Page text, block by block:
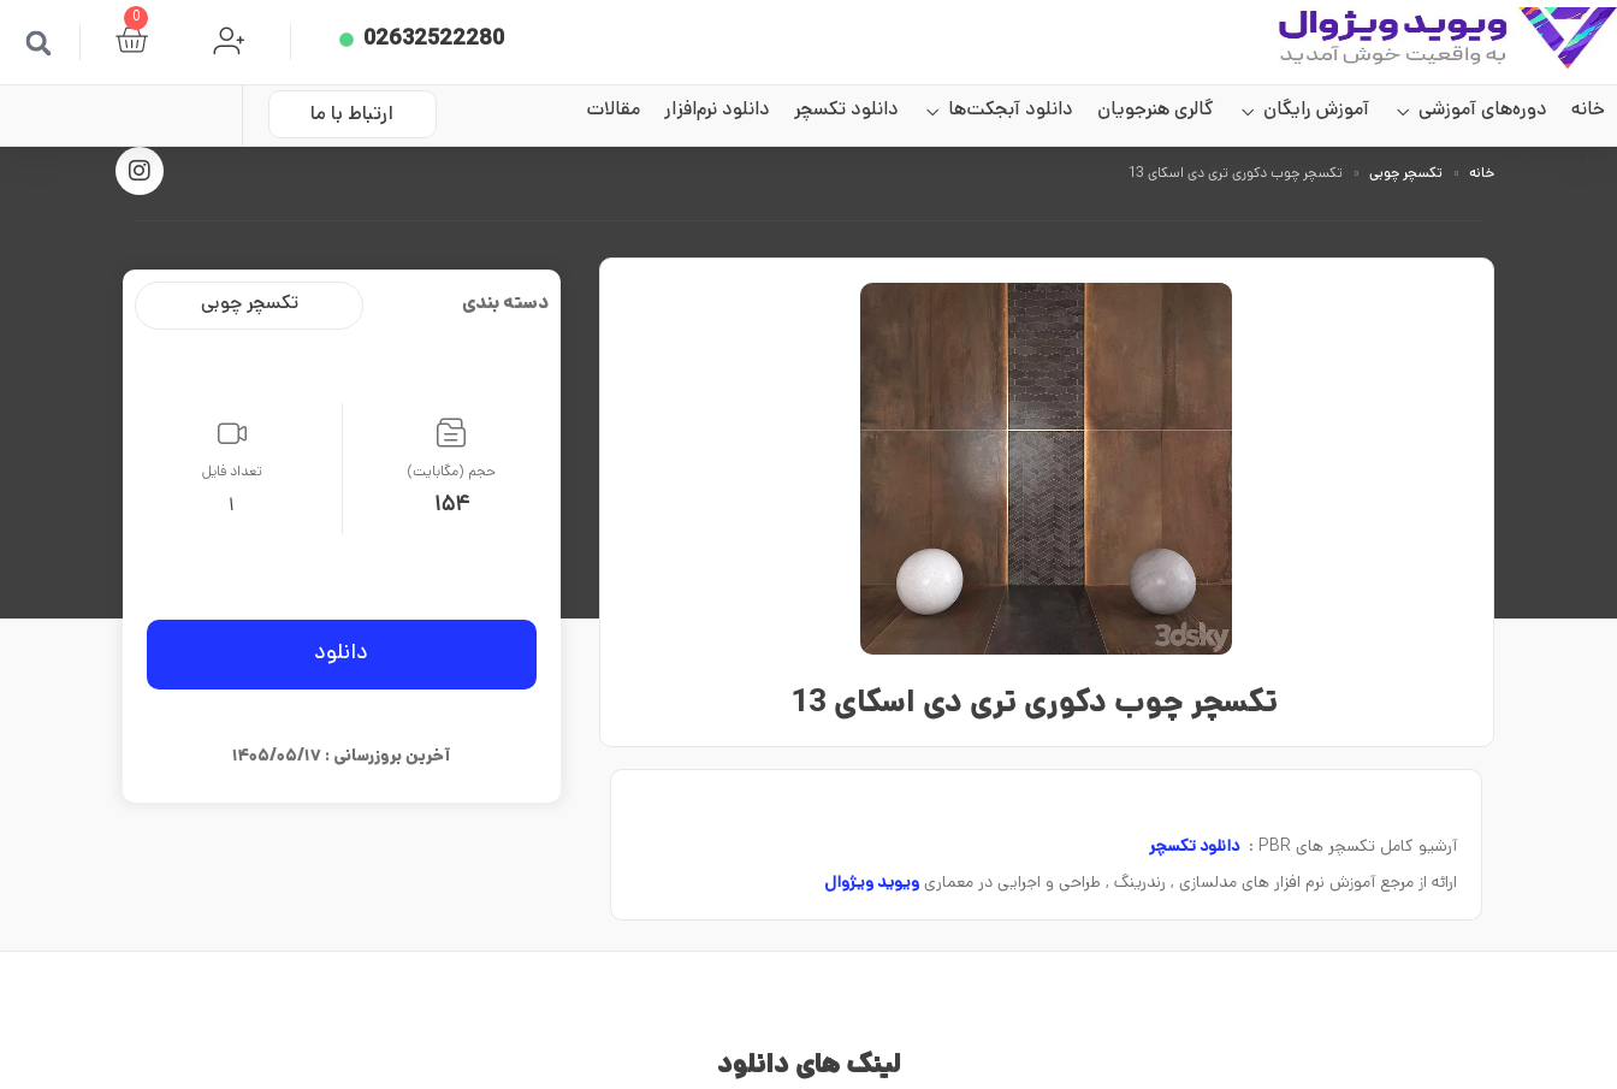
02632522280
0
خانه دوره‌های آموزشی آموزش رایگان گالری هنرجویان دانلود آبجکت‌ها دانلود تکسچر دانلود نرم‌افزار
مقالات
ارتباط با ما
خانه تکسچر چوبی تکسچر چوب دکوری تری دی اسکای 13
تکسچر چوب دکوری تری دی اسکای 13
دسته بندی تکسچر چوبی
حجم (مگابایت)
154
تعداد فایل
1
دانلود
آخرین بروزرسانی : ۱۴۰۵/۰۵/۱۷
آرشیو کامل تکسچر های PBR :
دانلود تکسچر
ارائه از مرجع آموزش نرم افزار های مدلسازی , رندرینگ , طراحی و اجرایی در معماریویوید ویژوال
لینک های دانلود